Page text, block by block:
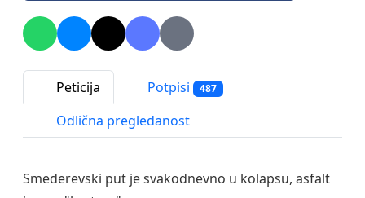
Peticija Potpisi 487
Odlična pregledanost
Smederevski put je svakodnevno u kolapsu, asfalt